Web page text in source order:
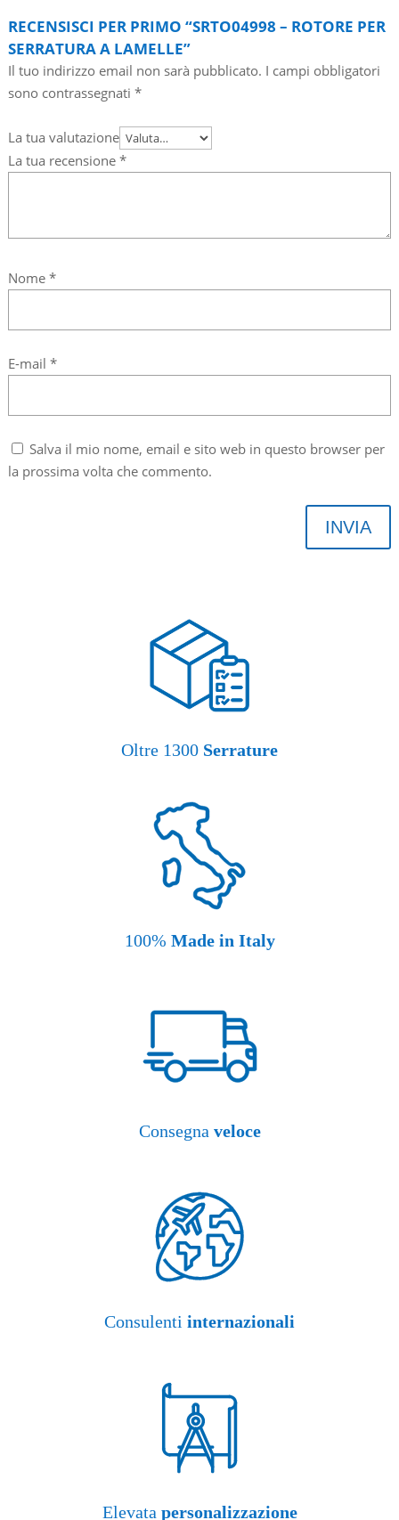
RECENSISCI PER PRIMO “SRTO04998 – ROTORE PER
SERRATURA A LAMELLE”
Il tuo indirizzo email non sarà pubblicato. I campi obbligatori
sono contrassegnati *
La tua valutazione
La tua recensione *
Nome *
E-mail *
Salva il mio nome, email e sito web in questo browser per
la prossima volta che commento.
INVIA
Oltre 1300 Serrature
100% Made in Italy
Consegna veloce
Consulenti internazionali
Elevata personalizzazione